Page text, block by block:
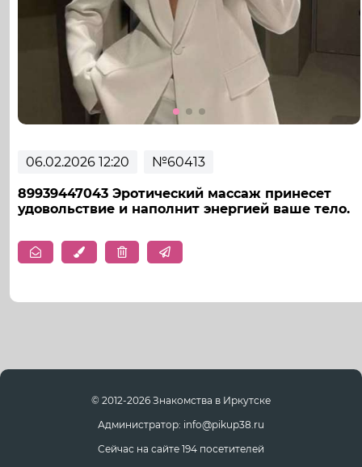
06.02.2026 12:20 №60413
89939447043 Эротический массаж принесет
удовольствие и наполнит энергией ваше тело.
© 2012-2026 Знакомства в Иркутске
Администратор: info@pikup38.ru
Сейчас на сайте 194 посетителей